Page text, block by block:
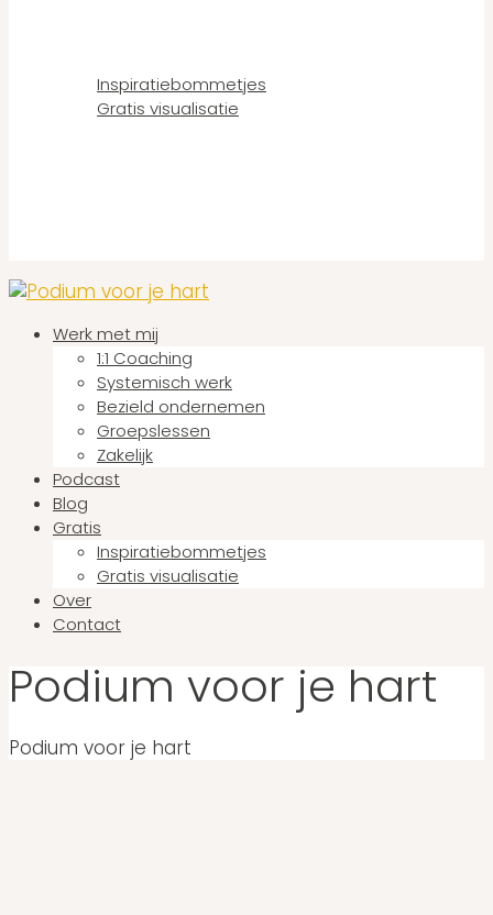
Inspiratiebommetjes
Gratis visualisatie
Werk met mij
1:1 Coaching
Systemisch werk
Bezield ondernemen
Groepslessen
Zakelijk
Podcast
Blog
Gratis
Inspiratiebommetjes
Gratis visualisatie
Over
Contact
Podium voor je hart
Podium voor je hart